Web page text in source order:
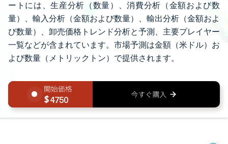
ートには、生産分析（数量）、消費分析（金額および数
量）、輸入分析（金額および数量）、輸出分析（金額およ
び数量）、卸売価格トレンド分析と予測、主要プレイヤー
一覧などが含まれています。市場予測は金額（米ドル）お
よび数量（メトリックトン）で提供されます。
4750